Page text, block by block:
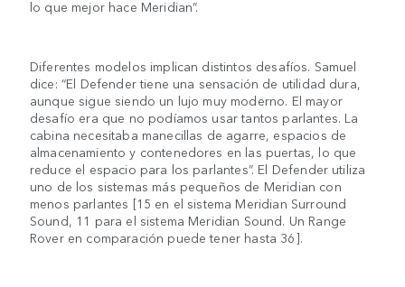
lo que mejor hace Meridian”.
Diferentes modelos implican distintos desafíos. Samuel
dice: “El Defender tiene una sensación de utilidad dura,
aunque sigue siendo un lujo muy moderno. El mayor
desafío era que no podíamos usar tantos parlantes. La
cabina necesitaba manecillas de agarre, espacios de
almacenamiento y contenedores en las puertas, lo que
reduce el espacio para los parlantes”. El Defender utiliza
uno de los sistemas más pequeños de Meridian con
menos parlantes [15 en el sistema Meridian Surround
Sound, 11 para el sistema Meridian Sound. Un Range
Rover en comparación puede tener hasta 36].